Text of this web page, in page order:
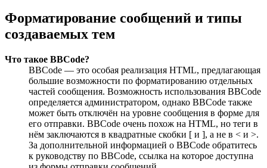
Форматирование сообщений и типы
создаваемых тем
Что такое BBCode?
BBCode — это особая реализация HTML, предлагающая
большие возможности по форматированию отдельных
частей сообщения. Возможность использования BBCode
определяется администратором, однако BBCode также
может быть отключён на уровне сообщения в форме для
его отправки. BBCode очень похож на HTML, но теги в
нём заключаются в квадратные скобки [ и ], а не в < и >.
За дополнительной информацией о BBCode обратитесь
к руководству по BBCode, ссылка на которое доступна